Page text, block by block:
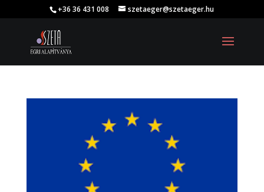
+36 36 431 008 szetaeger@szetaeger.hu